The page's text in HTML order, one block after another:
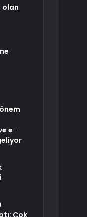
olan
e-
Çok